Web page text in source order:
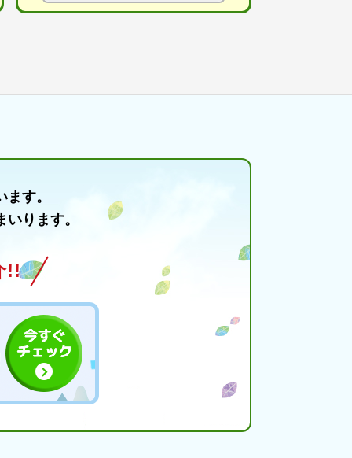
す。
ります。
!!